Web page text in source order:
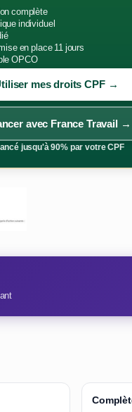
complète
individuel
en place 11 jours
OPCO
mes droits CPF →
avec France Travail →
jusqu'à 90% par votre CPF